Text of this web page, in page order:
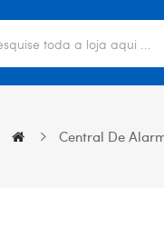
Central De